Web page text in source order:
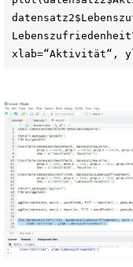
xlab=“Aktivität“,